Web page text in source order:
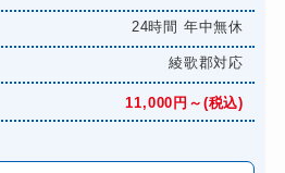
24時間 年中無休
綾歌郡対応
11,000円～(税込)